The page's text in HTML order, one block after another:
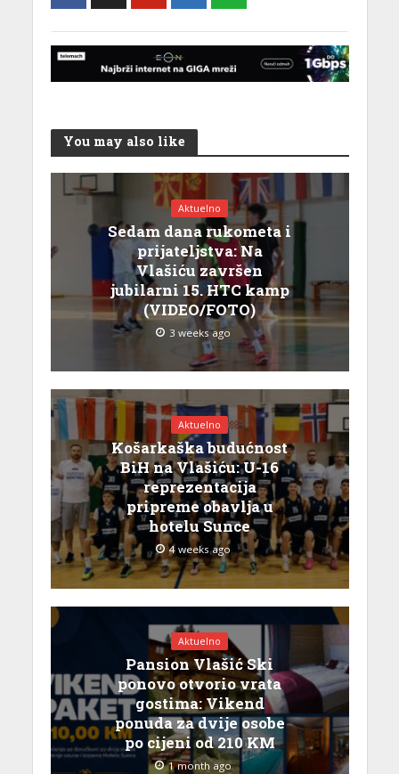
You may also like
Aktuelno
Sedam dana rukometa i
prijateljstva: Na
Vlašiću završen
jubilarni 15. HTC kamp
(VIDEO/FOTO)
3 weeks ago
Aktuelno
Košarkaška budućnost
BiH na Vlašiću: U-16
reprezentacija
pripreme obavlja u
hotelu Sunce
4 weeks ago
Aktuelno
Pansion Vlašić Ski
ponovo otvorio vrata
gostima: Vikend
ponuda za dvije osobe
po cijeni od 210 KM
1 month ago